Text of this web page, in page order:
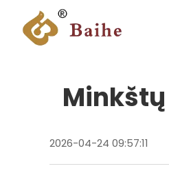
2026-04-24 09:57:11